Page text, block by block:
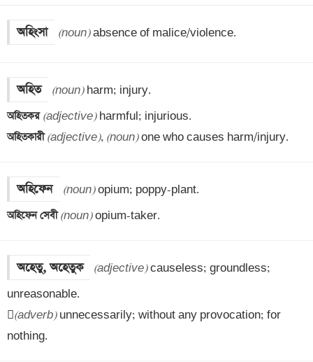
অহিংসা (noun) absence of malice/violence.
অহিত (noun)
অহিতকর (adjective)
অহিতকারী (adjective), (noun) one who causes harm/injury.
অহিফেন (noun)
অহিফেন সেবী (noun) opium-taker.
অহেতু, অহেতুক (adjective) causeless; groundless;
unreasonable.
(adverb) unnecessarily; without any provocation; for
nothing.